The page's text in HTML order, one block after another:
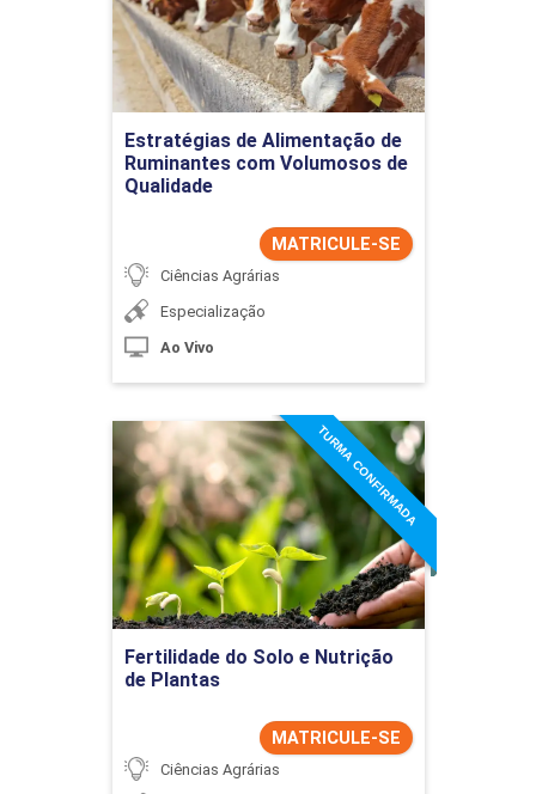
Estratégias de Alimentação de
Ruminantes com Volumosos de
Qualidade
MATRICULE-SE
Ciências Agrárias
Especialização
Ao Vivo
Detalhes do curso
Fertilidade do Solo e Nutrição
de Plantas
TURMA CONFIRMADA
MATRICULE-SE
Ciências Agrárias
Fertilidade do Solo e
Nutrição de Plantas
Detalhes do curso
Ir para Inscrição